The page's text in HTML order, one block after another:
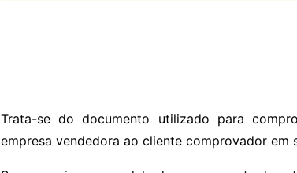
Trata-se do documento utilizado para
empresa vendedora ao cliente comprovador em